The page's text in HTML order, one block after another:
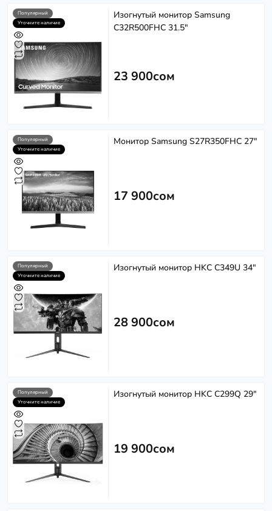
Популярный
Уточните наличие
Изогнутый монитор Samsung
C32R500FHC 31.5"
23 900сом
Популярный
Уточните наличие
Монитор Samsung S27R350FHC 27"
17 900сом
Популярный
Уточните наличие
Изогнутый монитор HKC C349U 34"
28 900сом
Популярный
Уточните наличие
Изогнутый монитор HKC C299Q 29"
19 900сом